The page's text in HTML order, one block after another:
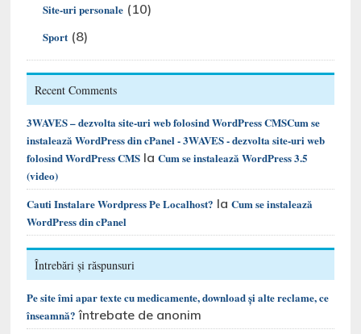
Site-uri personale (10)
Sport (8)
Recent Comments
3WAVES – dezvolta site-uri web folosind WordPress CMSCum se
instalează WordPress din cPanel - 3WAVES - dezvolta site-uri web
folosind WordPress CMS laCum se instalează WordPress 3.5
(video)
Cauti Instalare Wordpress Pe Localhost? laCum se instalează
WordPress din cPanel
Întrebări și răspunsuri
Pe site îmi apar texte cu medicamente, download și alte reclame, ce
înseamnă? întrebate de anonim